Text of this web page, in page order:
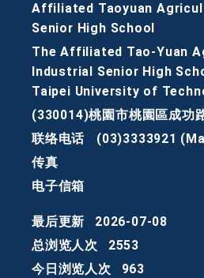
Affiliated Taoyuan
Senior High School
The Affiliated Tao-Yuan
Industrial Senior High
Taipei University of
(330014)桃園市桃園區成功
联络电话
(03)3333921
传真
电子信箱
最后更新
2026-07-08
总浏览人次
2553
今日浏览人次
963